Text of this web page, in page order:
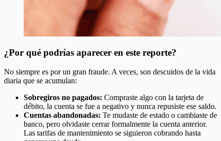
¿Por qué podrías aparecer en este reporte?
No siempre es por un gran fraude. A veces, son descuidos de la vida
diaria que se acumulan:
Sobregiros no pagados: Compraste algo con la tarjeta de
débito, la cuenta se fue a negativo y nunca repusiste ese saldo.
Cuentas abandonadas: Te mudaste de estado o cambiaste de
banco, pero olvidaste cerrar formalmente la cuenta anterior.
Las tarifas de mantenimiento se siguieron cobrando hasta